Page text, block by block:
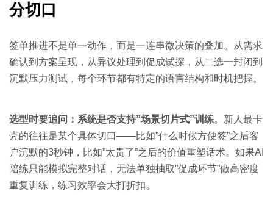
分切口
签单推进不是单一动作，而是一连串微决策的叠加。从需求
确认到方案呈现，从异议处理到促成试探，从二选一封闭到
沉默压力测试，每个环节都有特定的语言结构和时机把握。
选型时要追问：系统是否支持”场景切片式”训练。新人最卡
壳的往往是某个具体切口——比如”什么时候方便签”之后客
户沉默的3秒钟，比如”太贵了”之后的价值重塑话术。如果AI
陪练只能模拟完整对话，无法单独抽取”促成环节”做高密度
重复训练，练习效率会大打折扣。